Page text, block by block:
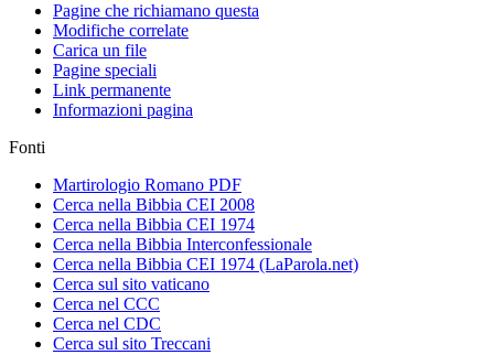
Pagine che richiamano questa
Modifiche correlate
Carica un file
Pagine speciali
Link permanente
Informazioni pagina
Fonti
Martirologio Romano PDF
Cerca nella Bibbia CEI 2008
Cerca nella Bibbia CEI 1974
Cerca nella Bibbia Interconfessionale
Cerca nella Bibbia CEI 1974 (LaParola.net)
Cerca sul sito vaticano
Cerca nel CCC
Cerca nel CDC
Cerca sul sito Treccani